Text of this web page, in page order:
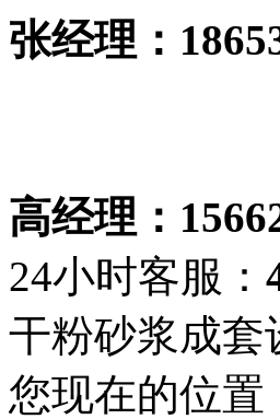
张经理：
高经理：
24小时客服：
干粉砂浆成套
您现在的位置